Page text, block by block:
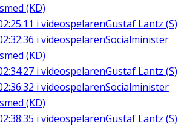
(KD)
i videospelarenGustaf Lantz (S)
i videospelarenSocialminister
(KD)
i videospelarenGustaf Lantz (S)
i videospelarenSocialminister
(KD)
i videospelarenGustaf Lantz (S)